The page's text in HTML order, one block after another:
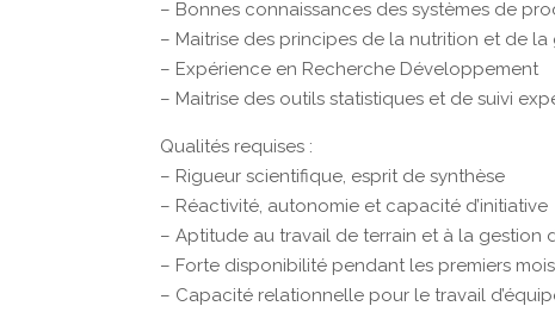
– Bonnes connaissances des systèmes de
– Maitrise des principes de la nutrition et de
– Expérience en Recherche Développement
– Maitrise des outils statistiques et de suivi
Qualités requises :
– Rigueur scientifique, esprit de synthèse
– Réactivité, autonomie et capacité d’initiative
– Aptitude au travail de terrain et à la gestion
– Forte disponibilité pendant les premiers
– Capacité relationnelle pour le travail